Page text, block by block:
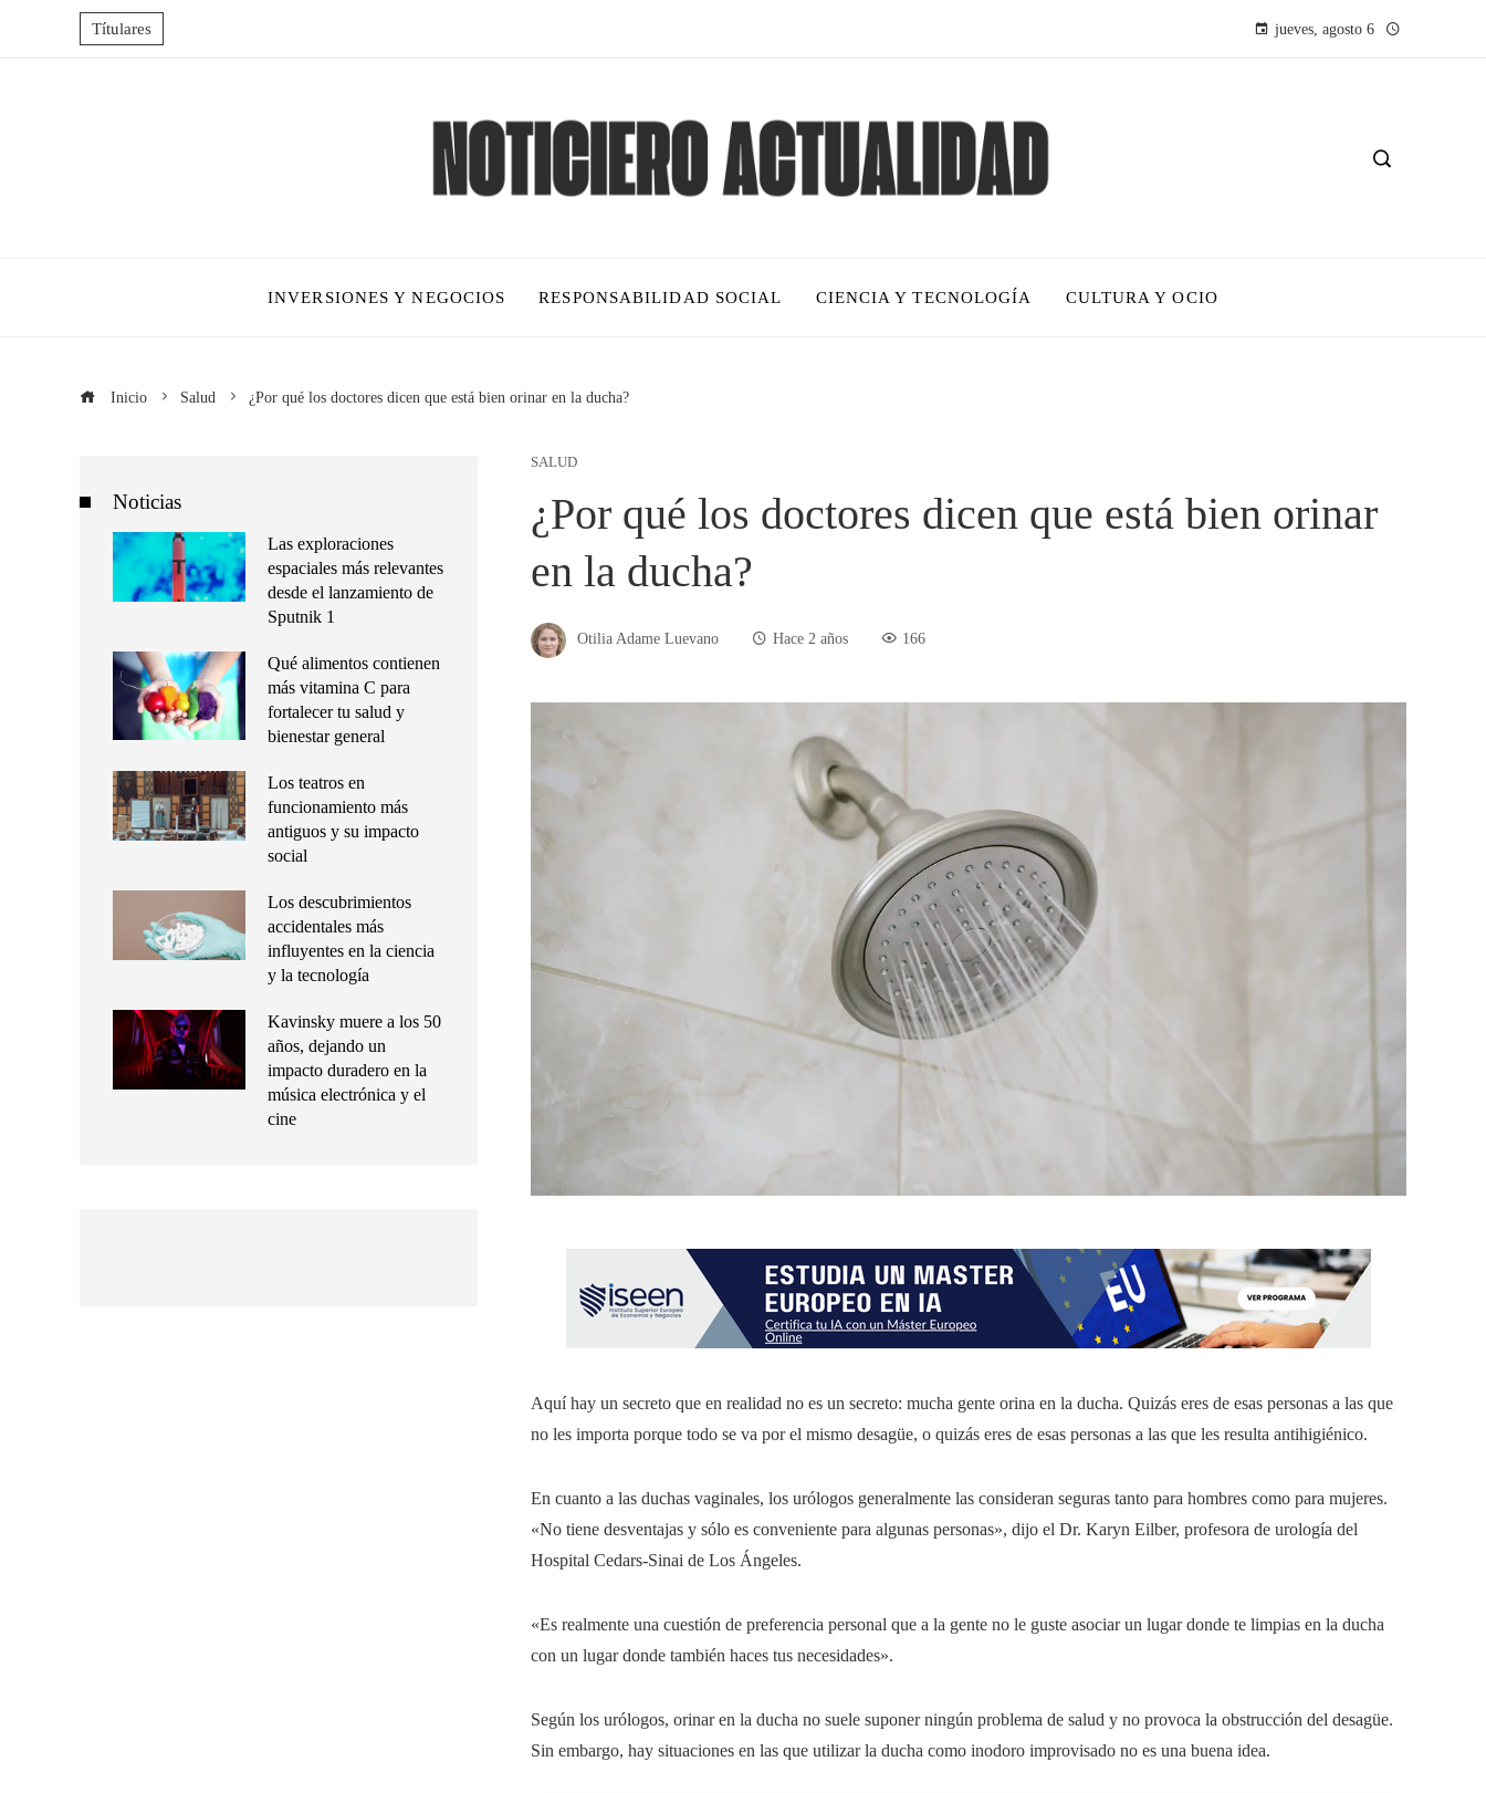
Títulares jueves, agosto 6
INVERSIONES Y NEGOCIOS RESPONSABILIDAD SOCIAL CIENCIA Y TECNOLOGÍA CULTURA Y OCIO
Inicio Salud ¿Por qué los doctores dicen que está bien orinar en la ducha?
SALUD
¿Por qué los doctores dicen que está bien orinar
en la ducha?
Otilia Adame Luevano Hace 2 años 166
Aquí hay un secreto que en realidad no es un secreto: mucha gente orina en la ducha. Quizás eres de esas personas a las que
no les importa porque todo se va por el mismo desagüe, o quizás eres de esas personas a las que les resulta antihigiénico.
En cuanto a las duchas vaginales, los urólogos generalmente las consideran seguras tanto para hombres como para mujeres.
«No tiene desventajas y sólo es conveniente para algunas personas», dijo el Dr. Karyn Eilber, profesora de urología del
Hospital Cedars-Sinai de Los Ángeles.
«Es realmente una cuestión de preferencia personal que a la gente no le guste asociar un lugar donde te limpias en la ducha
con un lugar donde también haces tus necesidades».
Según los urólogos, orinar en la ducha no suele suponer ningún problema de salud y no provoca la obstrucción del desagüe.
Sin embargo, hay situaciones en las que utilizar la ducha como inodoro improvisado no es una buena idea.
Noticias
Las exploraciones
espaciales más relevantes
desde el lanzamiento de
Sputnik 1
Qué alimentos contienen
más vitamina C para
fortalecer tu salud y
bienestar general
Los teatros en
funcionamiento más
antiguos y su impacto
social
Los descubrimientos
accidentales más
influyentes en la ciencia
y la tecnología
Kavinsky muere a los 50
años, dejando un
impacto duradero en la
música electrónica y el
cine